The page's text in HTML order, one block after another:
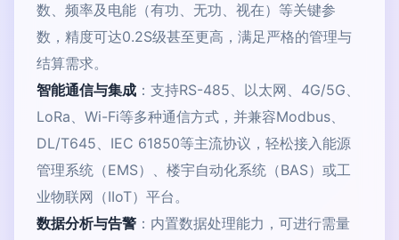
数、频率及电能（有功、无功、视在）等关键参
数，精度可达0.2S级甚至更高，满足严格的管理与
结算需求。
智能通信与集成 ：支持RS-485、以太网、4G/5G、
LoRa、Wi-Fi等多种通信方式，并兼容Modbus、
DL/T645、IEC 61850等主流协议，轻松接入能源
管理系统（EMS）、楼宇自动化系统（BAS）或工
业物联网（IIoT）平台。
数据分析与告警 ：内置数据处理能力，可进行需量